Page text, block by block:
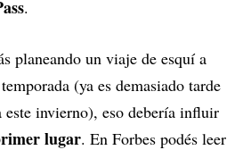
.
planeando un viaje de esquí a
(ya es demasiado tarde
este invierno), eso debería influir
lugar. En Forbes podés leer